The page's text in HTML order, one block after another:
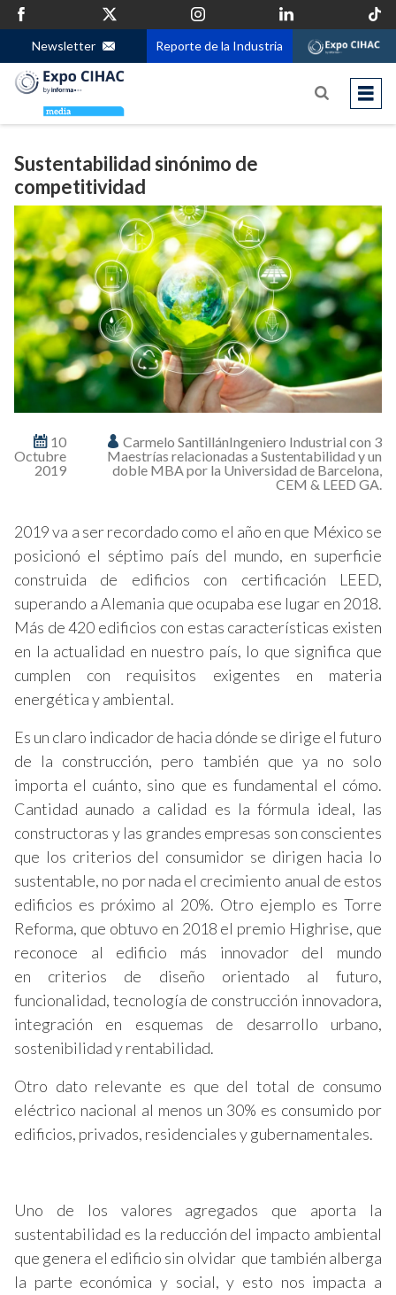
Newsletter Reporte de la Industria
Sustentabilidad sinónimo de
competitividad
10
Octubre
2019
Carmelo SantillánIngeniero Industrial con 3
Maestrías relacionadas a Sustentabilidad y un
doble MBA por la Universidad de Barcelona,
CEM & LEED GA.
2019 va a ser recordado como el año en que México se
posicionó el séptimo país del mundo, en superficie
construida de edificios con certificación LEED,
superando a Alemania que ocupaba ese lugar en 2018.
Más de 420 edificios con estas características existen
en la actualidad en nuestro país, lo que significa que
cumplen con requisitos exigentes en materia
energética y ambiental.
Es un claro indicador de hacia dónde se dirige el futuro
de la construcción, pero también que ya no solo
importa el cuánto, sino que es fundamental el cómo.
Cantidad aunado a calidad es la fórmula ideal, las
constructoras y las grandes empresas son conscientes
que los criterios del consumidor se dirigen hacia lo
sustentable, no por nada el crecimiento anual de estos
edificios es próximo al 20%. Otro ejemplo es Torre
Reforma, que obtuvo en 2018 el premio Highrise, que
reconoce al edificio más innovador del mundo
en criterios de diseño orientado al futuro,
funcionalidad, tecnología de construcción innovadora,
integración en esquemas de desarrollo urbano,
sostenibilidad y rentabilidad.
Otro dato relevante es que del total de consumo
eléctrico nacional al menos un 30% es consumido por
edificios, privados, residenciales y gubernamentales.
Uno de los valores agregados que aporta la
sustentabilidad es la reducción del impacto ambiental
que genera el edificio sin olvidar que también alberga
la parte económica y social, y esto nos impacta a